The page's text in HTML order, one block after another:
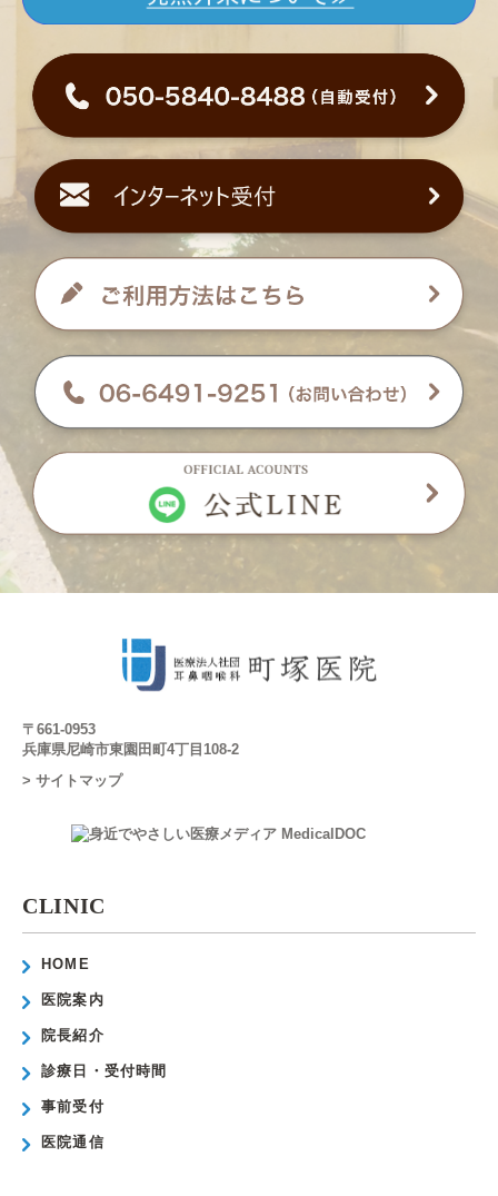
〒661-0953
兵庫県尼崎市東園田町4丁目108-2
> サイトマップ
CLINIC
HOME
医院案内
院長紹介
診療日・受付時間
事前受付
医院通信